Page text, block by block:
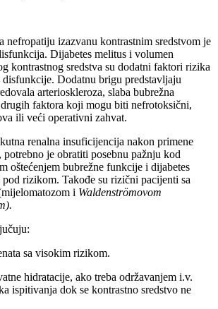
nefropatiju izazvanu kontrastnim sredstvom je
Dijabetes melitus i volumen
kontrastnog sredstva su dodatni faktori rizika
disfunkcije. Dodatnu brigu predstavljaju
arterioskleroza, slaba bubrežna
faktora koji mogu biti nefrotoksični,
ili veći operativni zahvat.
renalna insuficijencija nakon primene
potrebno je obratiti posebnu pažnju kod
oštećenjem bubrežne funkcije i dijabetes
rizikom. Takođe su rizični pacijenti sa
i Waldenströmovom
sa visokim rizikom.
hidratacije, ako treba održavanjem i.v.
ispitivanja dok se kontrastno sredstvo ne